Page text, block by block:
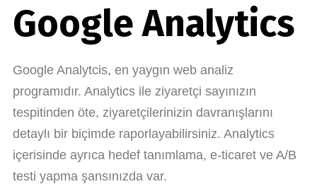
Google Analytics
Google Analytcis, en yaygın web analiz
programıdır. Analytics ile ziyaretçi sayınızın
tespitinden öte, ziyaretçilerinizin davranışlarını
detaylı bir biçimde raporlayabilirsiniz. Analytics
içerisinde ayrıca hedef tanımlama, e-ticaret ve A/B
testi yapma şansınızda var.